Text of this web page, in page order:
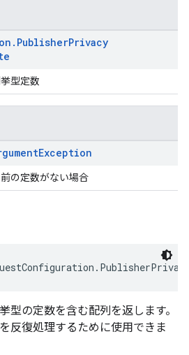
. PublisherPrivacy
型定数
Exception
の定数がない場合
型の定数を含む配列を返します。
反復処理するために使用できま